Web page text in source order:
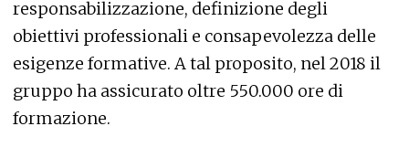
responsabilizzazione, definizione degli
obiettivi professionali e consapevolezza delle
esigenze formative. A tal proposito, nel 2018 il
gruppo ha assicurato oltre 550.000 ore di
formazione.